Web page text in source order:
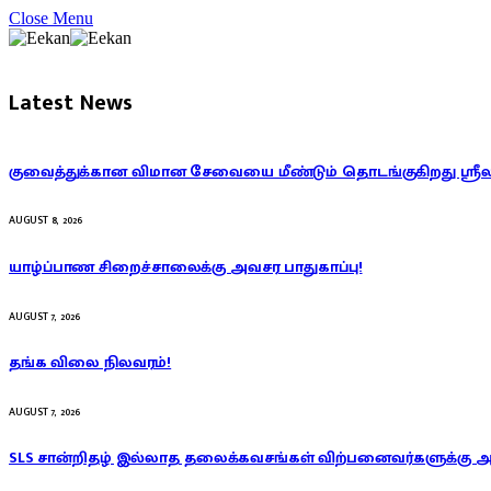
Close Menu
Latest News
குவைத்துக்கான விமான சேவையை மீண்டும் தொடங்குகிறது
AUGUST 8, 2026
யாழ்ப்பாண சிறைச்சாலைக்கு அவசர பாதுகாப்பு!
AUGUST 7, 2026
தங்க விலை நிலவரம்!
AUGUST 7, 2026
SLS சான்றிதழ் இல்லாத தலைக்கவசங்கள் விற்பனைவர்களுக்கு